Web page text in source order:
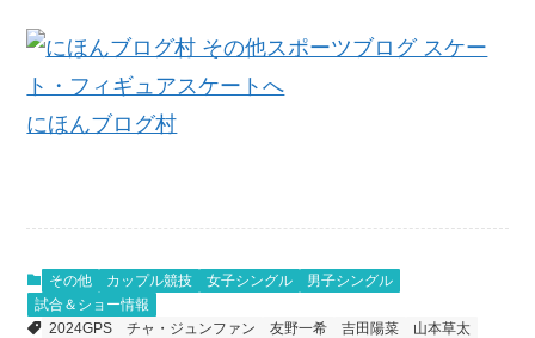
にほんブログ村
その他 カップル競技 女子シングル
男子シングル
試合＆ショー情報
2024GPS
チャ・ジュンファン 友野一希 吉田陽菜
山本草太